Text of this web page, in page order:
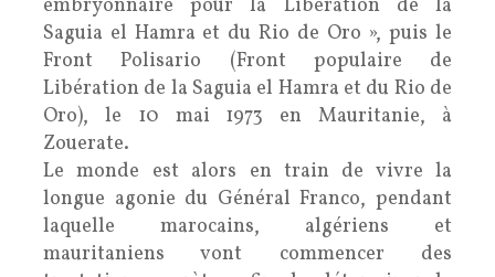
embryonnaire pour la Libération de la
Saguia el Hamra et du Rio de Oro », puis le
Front Polisario (Front populaire de
Libération de la Saguia el Hamra et du Rio de
Oro), le 10 mai 1973 en Mauritanie, à
Zouerate.
Le monde est alors en train de vivre la
longue agonie du Général Franco, pendant
laquelle marocains, algériens et
mauritaniens vont commencer des